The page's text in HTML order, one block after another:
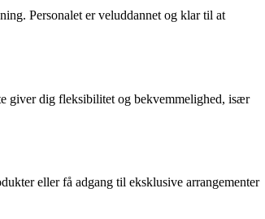
Personalet er veluddannet og klar til at
giver dig fleksibilitet og bekvemmelighed, især
eller få adgang til eksklusive arrangementer